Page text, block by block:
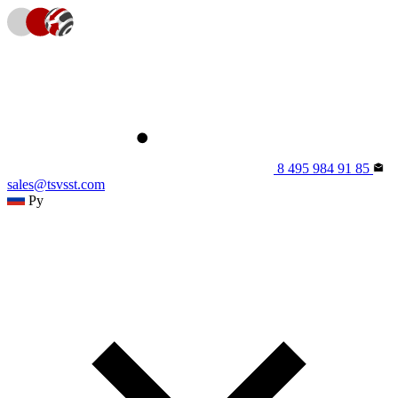
8 495 984 91 85
sales@tsvsst.com
Ру